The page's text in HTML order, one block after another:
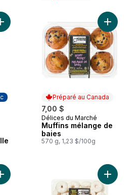
Ajouter Pain aux raisins marbré à la
Préparé au Canada
7,00 $
Préparé au Canada
Délices du Marché
Muffins mélange de
baies
570 g, 1,23 $/100g
Ajouter
Ajouter Pain à tranchés épais styleAjouter